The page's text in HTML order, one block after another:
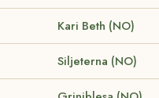
Kari Beth (NO)
Siljeterna (NO)